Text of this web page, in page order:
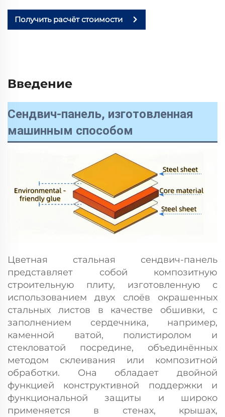
Получить расчёт стоимости
Введение
Сендвич-панель, изготовленная
машинным способом
Цветная стальная сендвич-панель
представляет собой композитную
строительную плиту, изготовленную с
использованием двух слоёв окрашенных
стальных листов в качестве обшивки, с
заполнением сердечника, например,
каменной ватой, полистиролом и
стекловатой посредине, объединённых
методом склеивания или композитной
обработки. Она обладает двойной
функцией конструктивной поддержки и
функциональной защиты и широко
применяется в стенах, крышах,